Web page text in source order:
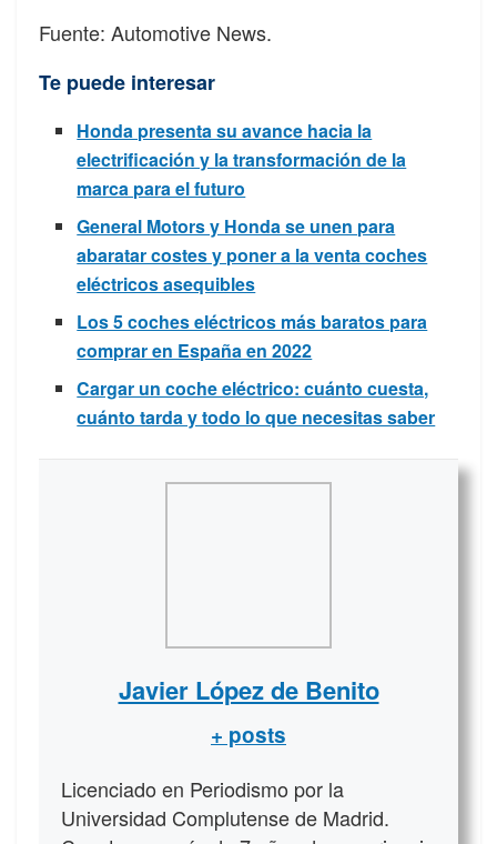
Fuente: Automotive News.
Te puede interesar
Honda presenta su avance hacia la
electrificación y la transformación de la
marca para el futuro
General Motors y Honda se unen para
abaratar costes y poner a la venta coches
eléctricos asequibles
Los 5 coches eléctricos más baratos para
comprar en España en 2022
Cargar un coche eléctrico: cuánto cuesta,
cuánto tarda y todo lo que necesitas saber
Javier López de Benito
+ posts
Licenciado en Periodismo por la
Universidad Complutense de Madrid.